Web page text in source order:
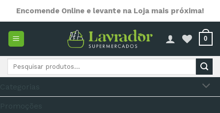
content
Encomende Online e levante na Loja mais próxima!
0
Pesquisar